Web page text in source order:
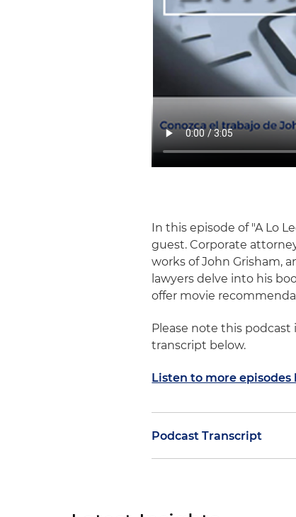
In this episode of "A Lo
guest. Corporate
works of John Grisham,
lawyers delve into his
offer movie
Please note this podcast
transcript below.
Listen to more episodes
Podcast Transcript
Edwin Cortés y hoy el